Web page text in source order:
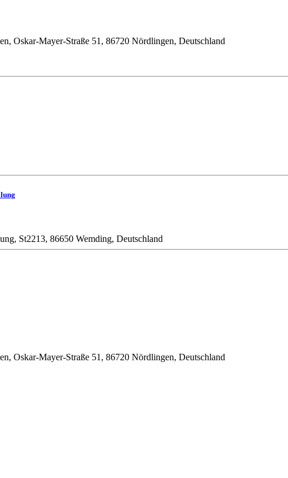
Oskar-Mayer-Straße 51, 86720 Nördlingen, Deutschland
St2213, 86650 Wemding, Deutschland
Oskar-Mayer-Straße 51, 86720 Nördlingen, Deutschland